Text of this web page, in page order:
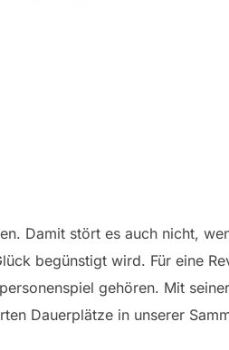
Damit stört es auch nicht,
begünstigt wird. Für eine
gehören. Mit
Dauerplätze in unserer